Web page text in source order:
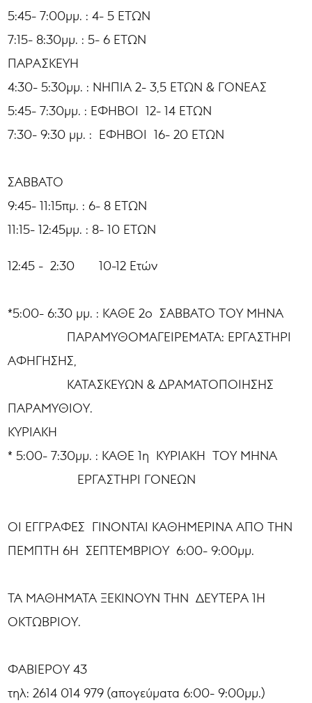
5:45- 7:00μμ. : 4- 5 ΕΤΩΝ
7:15- 8:30μμ. : 5- 6 ΕΤΩΝ
ΠΑΡΑΣΚΕΥΗ
4:30- 5:30μμ. : ΝΗΠΙΑ 2- 3,5 ΕΤΩΝ & ΓΟΝΕΑΣ
5:45- 7:30μμ. : ΕΦΗΒΟΙ 12- 14 ΕΤΩΝ
7:30- 9:30 μμ. : ΕΦΗΒΟΙ 16- 20 ΕΤΩΝ
ΣΑΒΒΑΤΟ
9:45- 11:15πμ. : 6- 8 ΕΤΩΝ
11:15- 12:45μμ. : 8- 10 ΕΤΩΝ
12:45 - 2:30 10-12 Ετών
*5:00- 6:30 μμ. : ΚΑΘΕ 2ο ΣΑΒΒΑΤΟ ΤΟΥ ΜΗΝΑ
ΠΑΡΑΜΥΘΟΜΑΓΕΙΡΕΜΑΤΑ: ΕΡΓΑΣΤΗΡΙ
ΑΦΗΓΗΣΗΣ,
ΚΑΤΑΣΚΕΥΩΝ & ΔΡΑΜΑΤΟΠΟΙΗΣΗΣ
ΠΑΡΑΜΥΘΙΟΥ.
ΚΥΡΙΑΚΗ
* 5:00- 7:30μμ. : ΚΑΘΕ 1η ΚΥΡΙΑΚΗ ΤΟΥ ΜΗΝΑ
ΕΡΓΑΣΤΗΡΙ ΓΟΝΕΩΝ
ΟΙ ΕΓΓΡΑΦΕΣ ΓΙΝΟΝΤΑΙ ΚΑΘΗΜΕΡΙΝΑ ΑΠΟ ΤΗΝ
ΠΕΜΠΤΗ 6Η ΣΕΠΤΕΜΒΡΙΟΥ 6:00- 9:00μμ.
ΤΑ ΜΑΘΗΜΑΤΑ ΞΕΚΙΝΟΥΝ ΤΗΝ ΔΕΥΤΕΡΑ 1Η
ΟΚΤΩΒΡΙΟΥ.
ΦΑΒΙΕΡΟΥ 43
τηλ: 2614 014 979 (απογεύματα 6:00- 9:00μμ.)